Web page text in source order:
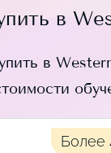
в
в
Более